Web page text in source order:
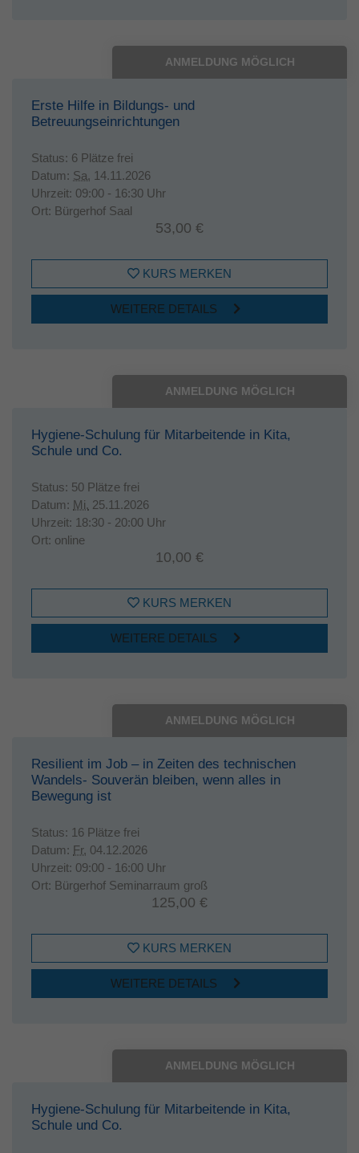
ANMELDUNG MÖGLICH
Erste Hilfe in Bildungs- und
Betreuungseinrichtungen
Status: 6 Plätze frei
Datum: Sa. 14.11.2026
Uhrzeit: 09:00 - 16:30 Uhr
Ort: Bürgerhof Saal
53,00 €
KURS MERKEN
WEITERE DETAILS
ANMELDUNG MÖGLICH
Hygiene-Schulung für Mitarbeitende in Kita,
Schule und Co.
Status: 50 Plätze frei
Datum: Mi. 25.11.2026
Uhrzeit: 18:30 - 20:00 Uhr
Ort: online
10,00 €
KURS MERKEN
WEITERE DETAILS
ANMELDUNG MÖGLICH
Resilient im Job – in Zeiten des technischen
Wandels- Souverän bleiben, wenn alles in
Bewegung ist
Status: 16 Plätze frei
Datum: Fr. 04.12.2026
Uhrzeit: 09:00 - 16:00 Uhr
Ort: Bürgerhof Seminarraum groß
125,00 €
KURS MERKEN
WEITERE DETAILS
ANMELDUNG MÖGLICH
Hygiene-Schulung für Mitarbeitende in Kita,
Schule und Co.